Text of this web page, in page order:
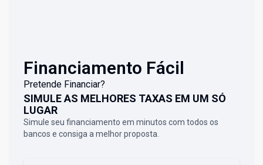
Financiamento Fácil
Pretende Financiar?
SIMULE AS MELHORES TAXAS EM UM SÓ
LUGAR
Simule seu financiamento em minutos com todos os
bancos e consiga a melhor proposta.